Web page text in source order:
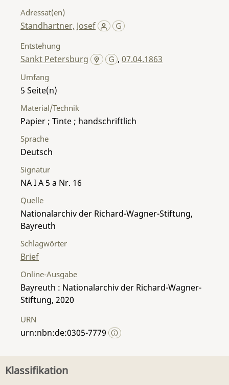
Adressat(en)
Standhartner, Josef
Entstehung
Sankt Petersburg ,07.04.1863
Umfang
5
Material/Technik
Papier ; Tinte ; handschriftlich
Sprache
Deutsch
Signatur
NA I A 5 a Nr. 16
Quelle
Nationalarchiv der Richard-Wagner-Stiftung,
Bayreuth
Schlagwörter
Brief
Online-Ausgabe
Bayreuth : Nationalarchiv der Richard-Wagner-
Stiftung, 2020
URN
urn:nbn:de:0305-7779
Klassifikation